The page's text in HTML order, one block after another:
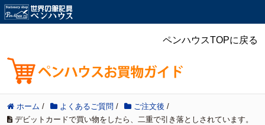
ペンハウスTOPに戻る
ホーム / よくあるご質問 / ご注文後 /
デビットカードで買い物をしたら、二重で引き落としされています。